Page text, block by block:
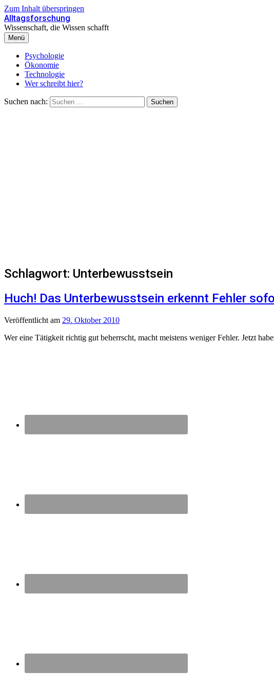
Zum Inhalt überspringen
Alltagsforschung
Wissenschaft, die Wissen schafft
Menü
Psychologie
Ökonomie
Technologie
Wer schreibt hier?
Suchen nach:
Schlagwort: Unterbewusstsein
Huch! Das Unterbewusstsein erkennt Fehler
Veröffentlicht am 29. Oktober 2010
Wer eine Tätigkeit richtig gut beherrscht, macht meistens weniger Fehler. Jetzt